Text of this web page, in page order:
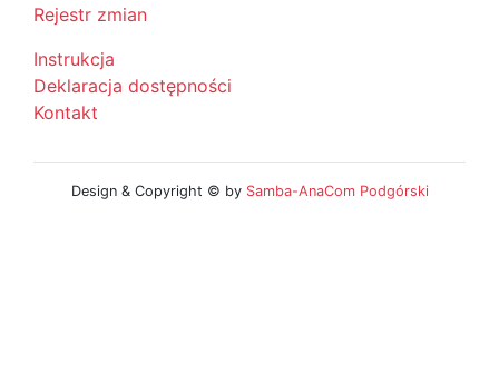
Rejestr zmian
Instrukcja
Deklaracja dostępności
Kontakt
Design & Copyright © by Samba-AnaCom Podgórski